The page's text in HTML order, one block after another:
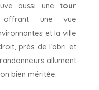
aussi unetour
une vue
et la ville
près de l’abri et
allument
bien méritée.